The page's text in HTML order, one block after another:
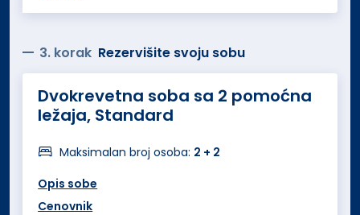
3. korak Rezervišite svoju sobu
Dvokrevetna soba sa 2 pomoćna
ležaja, Standard
Maksimalan broj osoba: 2 + 2
Opis sobe
Cenovnik